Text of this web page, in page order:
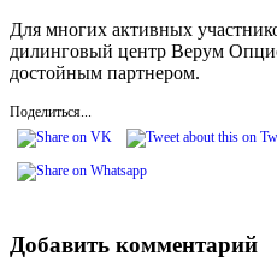
Для многих активных
дилинговый центр Верум
достойным партнером.
Поделиться...
Добавить комментарий